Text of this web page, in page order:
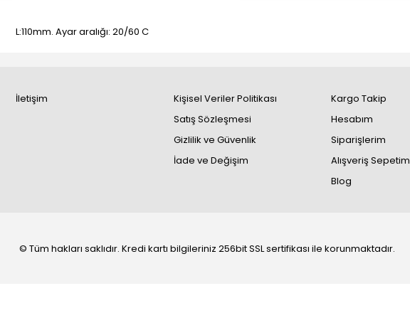
L:110mm. Ayar aralığı: 20/60 C
İletişim
Kişisel Veriler Politikası
Satış Sözleşmesi
Gizlilik ve Güvenlik
İade ve Değişim
Kargo Takip
Hesabım
Siparişlerim
Alışveriş Sepetim
Blog
© Tüm hakları saklıdır. Kredi kartı bilgileriniz 256bit SSL sertifikası ile korunmaktadır.